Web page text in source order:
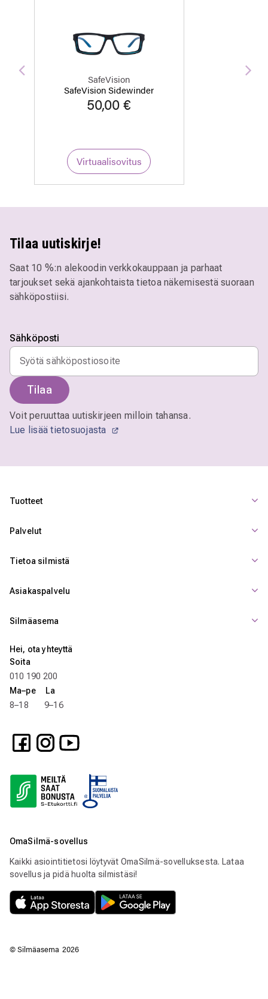
SafeVision
SafeVision Sidewinder
50,00 €
Virtuaalisovitus
Edellinen
Tilaa uutiskirje!
Saat 10 %:n alekoodin verkkokauppaan ja parhaat
tarjoukset sekä ajankohtaista tietoa näkemisestä suoraan
sähköpostiisi.
Sähköposti
Tilaa
Voit peruuttaa uutiskirjeen milloin tahansa.
Lue lisää tietosuojasta
Tuotteet
Palvelut
Tietoa silmistä
Asiakaspalvelu
Silmäasema
Hei, ota yhteyttä
Soita
010 190 200
Ma–pe La
8–18 9–16
OmaSilmä-sovellus
Kaikki asiointitietosi löytyvät OmaSilmä-sovelluksesta. Lataa
sovellus ja pidä huolta silmistäsi!
© Silmäasema 2026